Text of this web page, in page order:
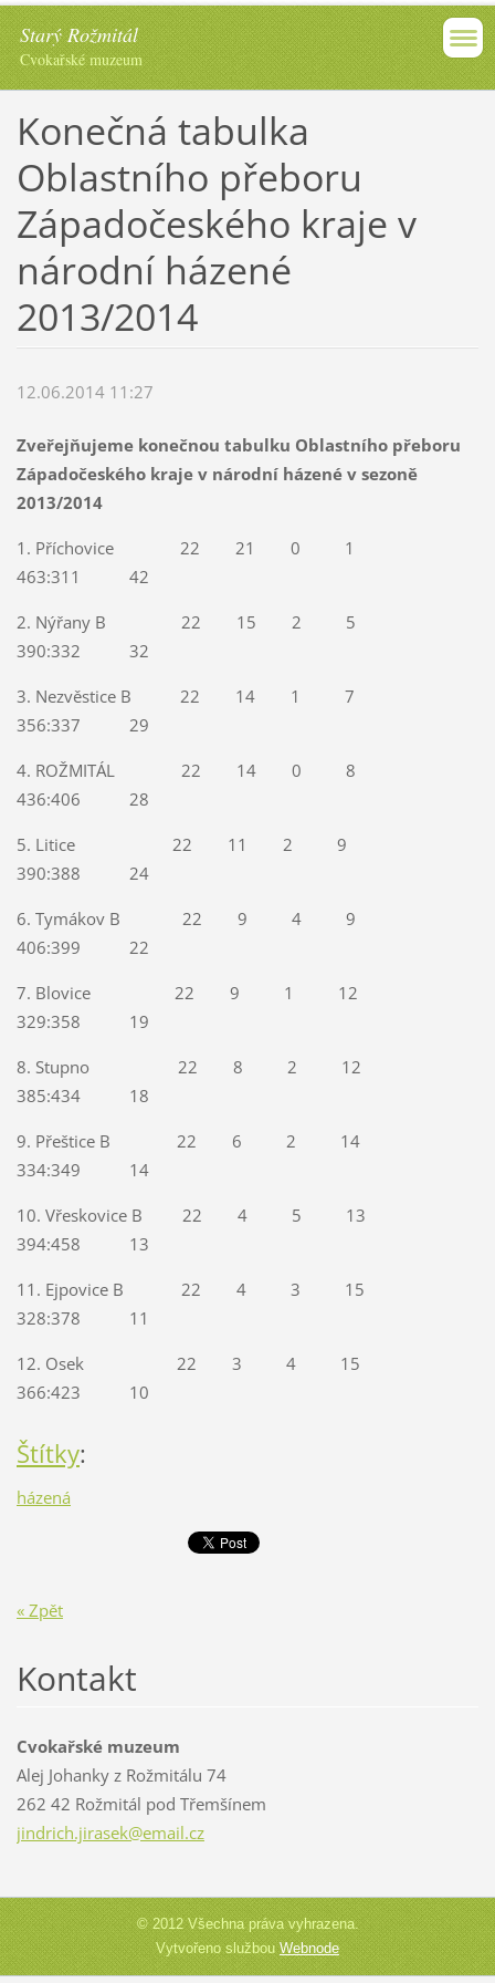
Starý Rožmitál
Cvokařské muzeum
Konečná tabulka
Oblastního přeboru
Západočeského kraje v
národní házené
2013/2014
12.06.2014 11:27
Zveřejňujeme konečnou tabulku Oblastního přeboru
Západočeského kraje v národní házené v sezoně
2013/2014
1. Příchovice 22 21 0 1
463:311 42
2. Nýřany B 22 15 2 5
390:332 32
3. Nezvěstice B 22 14 1 7
356:337 29
4. ROŽMITÁL 22 14 0 8
436:406 28
5. Litice 22 11 2 9
390:388 24
6. Tymákov B 22 9 4 9
406:399 22
7. Blovice 22 9 1 12
329:358 19
8. Stupno 22 8 2 12
385:434 18
9. Přeštice B 22 6 2 14
334:349 14
10. Vřeskovice B 22 4 5 13
394:458 13
11. Ejpovice B 22 4 3 15
328:378 11
12. Osek 22 3 4 15
366:423 10
Štítky:
házená
« Zpět
Kontakt
Cvokařské muzeum
Alej Johanky z Rožmitálu 74
262 42 Rožmitál pod Třemšínem
jindrich.jirasek@email.cz
© 2012 Všechna práva vyhrazena.
Vytvořeno službouWebnode